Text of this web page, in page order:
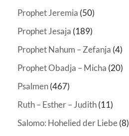
Prophet Jeremia (50)
Prophet Jesaja (189)
Prophet Nahum – Zefanja (4)
Prophet Obadja – Micha (20)
Psalmen(467)
Ruth – Esther – Judith(11)
Salomo: Hohelied der Liebe(8)